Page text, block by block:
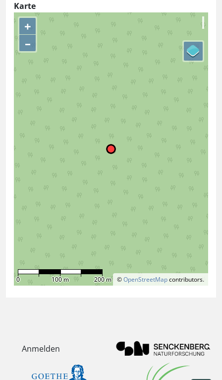
Karte
+
–
©OpenStreetMapcontributors.
0 100 m 200 m
Anmelden